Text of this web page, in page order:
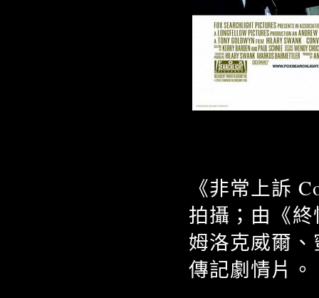
《非常上訴
拍攝；由《
姆洛克威爾
傳記劇情片。